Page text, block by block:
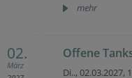
mehr
02.
März
Offene
Di.., 02.03.2027,